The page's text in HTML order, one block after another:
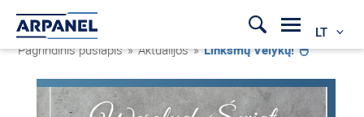
LT
Pagrindinis puslapis » Aktualijos »Linksmų Velykų! 🐣